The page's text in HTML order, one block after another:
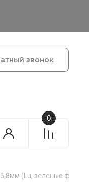
звонок
0
(Lu, зеленые флуо)